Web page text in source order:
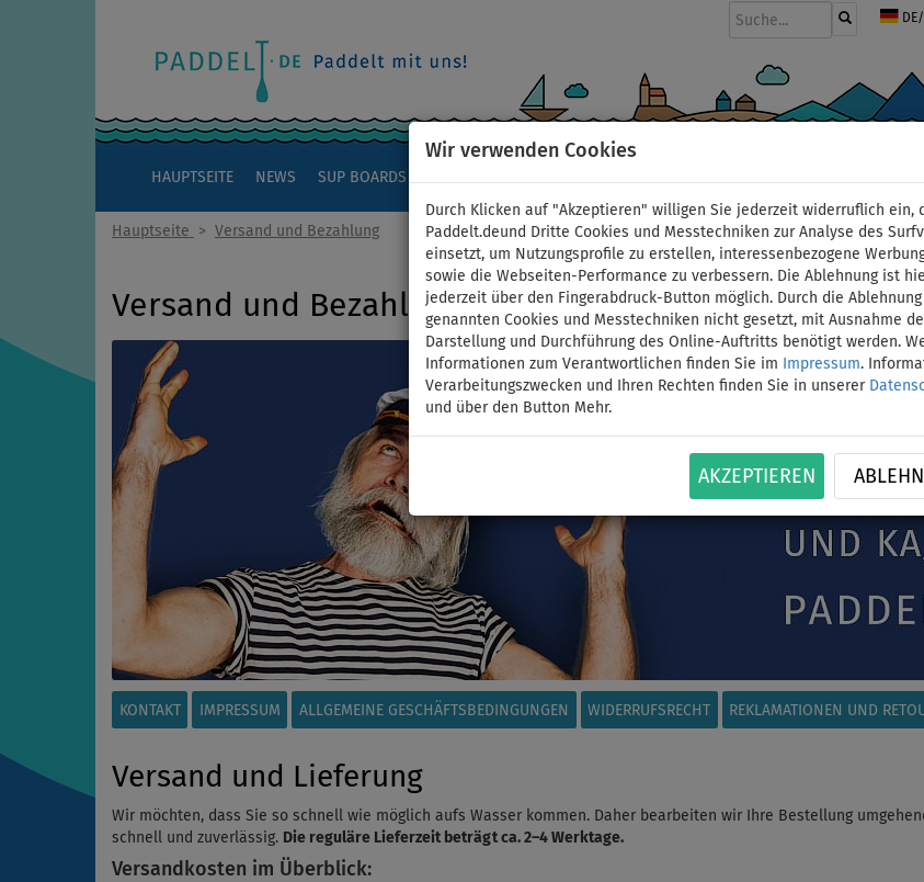
Wir verwenden Cookies
Durch Klicken auf "Akzeptieren" willigen Sie jederzeit widerruflich ein,
Paddelt.deund Dritte Cookies und Messtechniken zur Analyse des
einsetzt, um Nutzungsprofile zu erstellen, interessenbezogene
sowie die Webseiten-Performance zu verbessern. Die Ablehnung ist
jederzeit über den Fingerabdruck-Button möglich. Durch die
genannten Cookies und Messtechniken nicht gesetzt, mit Ausnahme
Darstellung und Durchführung des Online-Auftritts benötigt werden.
Informationen zum Verantwortlichen finden Sie im
Impressum.
Verarbeitungszwecken und Ihren Rechten finden Sie in unserer
und über den Button Mehr.
AKZEPTIEREN
HAUPTSEITE NEWS SUP BOARDS
Hauptseite > Versand und Bezahlung
Versand und Bezahlung
KONTAKT IMPRESSUM ALLGEMEINE GESCHÄFTSBEDINGUNGEN WIDERRUFSRECHT REKLAMATIONEN UND
Versand und Lieferung
Wir möchten, dass Sie so schnell wie möglich aufs Wasser kommen. Daher bearbeiten wir Ihre Bestellung
schnell und zuverlässig. Die reguläre Lieferzeit beträgt ca. 2–4 Werktage.
Versandkosten im Überblick: